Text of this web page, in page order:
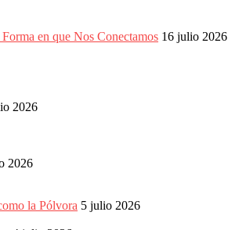
en que Nos Conectamos 16 julio 2026
2026
2026
la Pólvora 5 julio 2026